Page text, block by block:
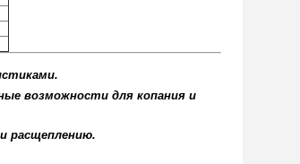
возможности для копания и
расщеплению.